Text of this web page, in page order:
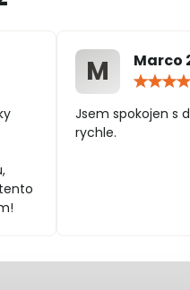
M
Marco
Jsem spokojen s
rychle.